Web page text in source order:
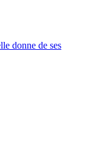
donne de ses